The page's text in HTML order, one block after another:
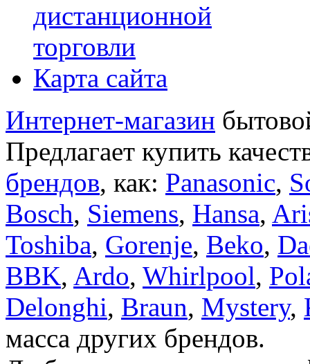
дистанционной
торговли
Карта сайта
Интернет-магазин
Предлагает купить
брендов, как: Panasonic,
Bosch, Siemens, Hansa,
Toshiba, Gorenje, Beko,
BBK, Ardo, Whirlpool,
Delonghi, Braun, Mystery,
масса других брендов.